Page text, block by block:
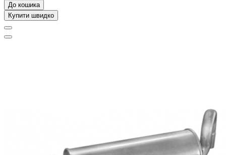
До кошика
Купити швидко